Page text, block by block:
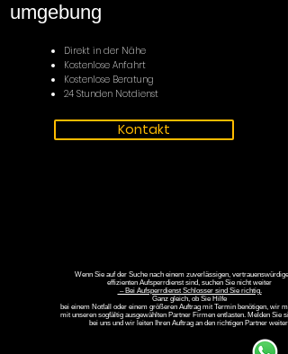
umgebung
Direkt in der Nähe
Kostenlose Anfahrt
Kostenlose Beratung
24 Stunden Notdienst
Kontakt
Wenn Sie auf der Suche nach einem zuverlässigen,
effizienten Aufsperrdienst sind, suchen Sie nicht weiter
– Bei Aufsperrdienst Schlosser sind Sie richtig.
Ganz gleich, ob Sie Hilfe
bei einem Notfall oder einem größeren Auftrag mit Termin benötigen, wir
mit unseren sogfältig ausgewählten Partner Firmen entlasten. Melden Sie
bei uns und wir leiten Ihren Auftrag an den richtigen Partner weiter.